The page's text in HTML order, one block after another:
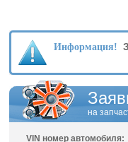
Информация!
на
VIN номер автомобиля: